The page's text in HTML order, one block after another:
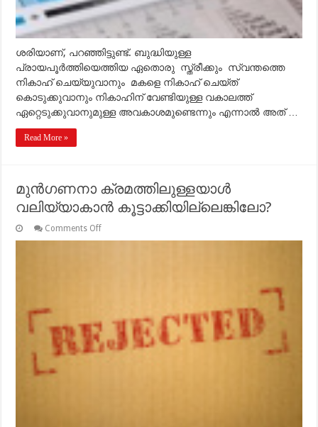
ശരിയാണ്, പറഞ്ഞിട്ടുണ്ട്. ബുദ്ധിയുള്ള
പ്രായപൂര്‍ത്തിയെത്തിയ ഏതൊരു സ്ത്രീക്കും സ്വന്തത്തെ
നികാഹ് ചെയ്യുവാനും മകളെ നികാഹ് ചെയ്ത്
കൊടുക്കുവാനും നികാഹിന് വേണ്ടിയുള്ള വകാലത്ത്
ഏറ്റെടുക്കുവാനുമുള്ള അവകാശമുണ്ടെന്നും എന്നാല്‍ അത് …
Read More »
മുന്‍ഗണനാ ക്രമത്തിലുള്ളയാള്‍
വലിയ്യാകാന്‍ കൂട്ടാക്കിയില്ലെങ്കിലോ?
Comments Offon